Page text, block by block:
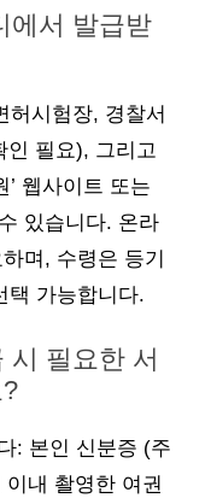
에서 발급받
허시험장, 경찰서
인 필요), 그리고
’ 웹사이트 또는
있습니다. 온라
며, 수령은 등기
택 가능합니다.
시 필요한 서
: 본인 신분증 (주
내 촬영한 여권